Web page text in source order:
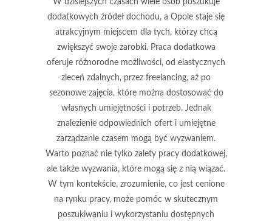
W dzisiejszych czasach wiele osób poszukuje
dodatkowych źródeł dochodu, a Opole staje się
atrakcyjnym miejscem dla tych, którzy chcą
zwiększyć swoje zarobki. Praca dodatkowa
oferuje różnorodne możliwości, od elastycznych
zleceń zdalnych, przez freelancing, aż po
sezonowe zajęcia, które można dostosować do
własnych umiejętności i potrzeb. Jednak
znalezienie odpowiednich ofert i umiejętne
zarządzanie czasem mogą być wyzwaniem.
Warto poznać nie tylko zalety pracy dodatkowej,
ale także wyzwania, które mogą się z nią wiązać.
W tym kontekście, zrozumienie, co jest cenione
na rynku pracy, może pomóc w skutecznym
poszukiwaniu i wykorzystaniu dostępnych